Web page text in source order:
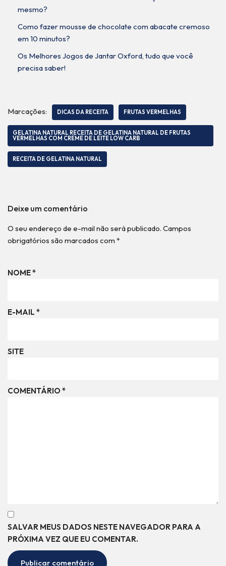
mesmo?
Como fazer mousse de chocolate com abacate cremoso
em 10 minutos?
Os Melhores Jogos de Jantar Oxford, tudo que você
precisa saber!
Marcações: DICAS DA RECEITA FRUTAS VERMELHAS
GELATINA NATURAL RECEITA DE GELATINA NATURAL DE FRUTAS
VERMELHAS COM CREME DE LEITE LOW CARB
RECEITA DE GELATINA NATURAL
Deixe um comentário
O seu endereço de e-mail não será publicado. Campos
obrigatórios são marcados com *
NOME*
E-MAIL *
SITE
COMENTÁRIO *
SALVAR MEUS DADOS NESTE NAVEGADOR PARA A
PRÓXIMA VEZ QUE EU COMENTAR.